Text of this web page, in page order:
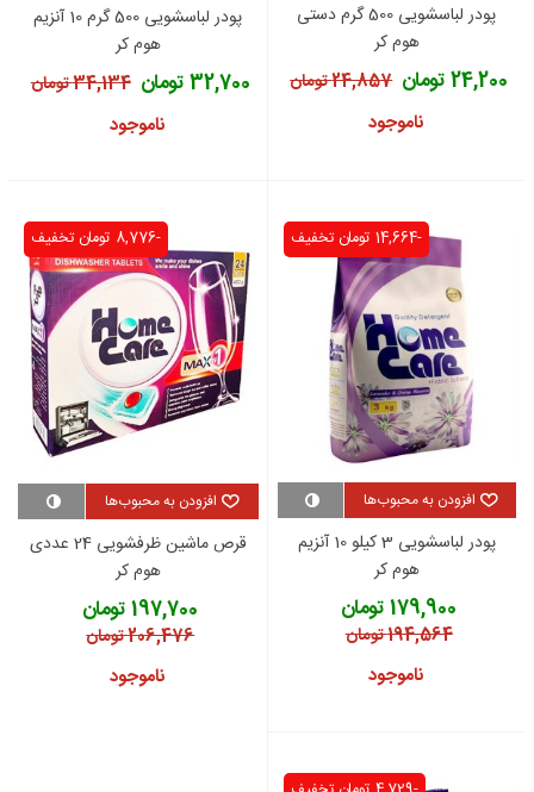
پودر لباسشویی 500 گرم دستی
هوم کر
24,200 تومان 24,857 تومان
ناموجود
پودر لباسشویی 500 گرم 10 آنزیم
هوم کر
32,700 تومان 34,134 تومان
ناموجود
تخفیف -14,664 تومان
افزودن به محبوب‌ها
پودر لباسشویی 3 کیلو 10 آنزیم
هوم کر
179,900 تومان
194,564 تومان
ناموجود
تخفیف -8,776 تومان
افزودن به محبوب‌ها
قرص ماشین ظرفشویی 24 عددی
هوم کر
197,700 تومان
206,476 تومان
ناموجود